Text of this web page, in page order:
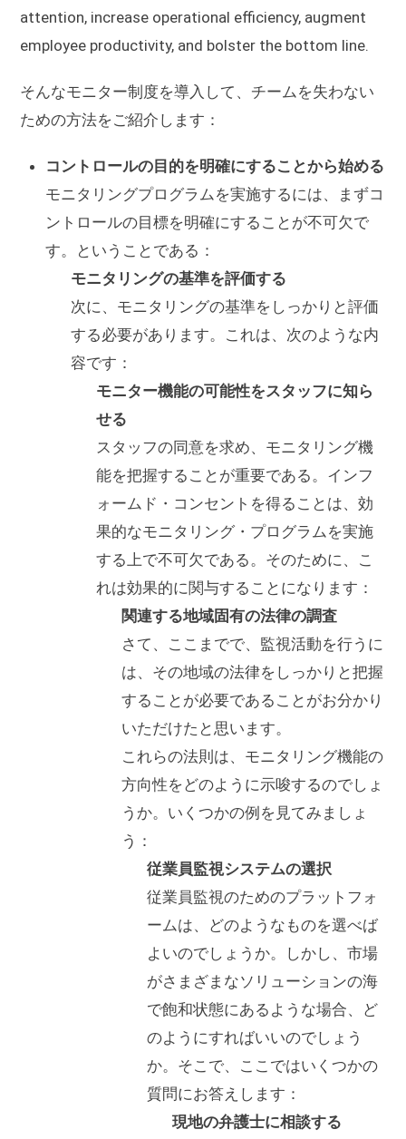
attention, increase operational efficiency, augment
employee productivity, and bolster the bottom line.
そんなモニター制度を導入して、チームを失わない
ための方法をご紹介します：
コントロールの目的を明確にすることから始める
モニタリングプログラムを実施するには、まずコ
ントロールの目標を明確にすることが不可欠で
す。ということである：
モニタリングの基準を評価する
次に、モニタリングの基準をしっかりと評価
する必要があります。これは、次のような内
容です：
モニター機能の可能性をスタッフに知ら
せる
スタッフの同意を求め、モニタリング機
能を把握することが重要である。インフ
ォームド・コンセントを得ることは、効
果的なモニタリング・プログラムを実施
する上で不可欠である。そのために、こ
れは効果的に関与することになります：
関連する地域固有の法律の調査
さて、ここまでで、監視活動を行うに
は、その地域の法律をしっかりと把握
することが必要であることがお分かり
いただけたと思います。
これらの法則は、モニタリング機能の
方向性をどのように示唆するのでしょ
うか。いくつかの例を見てみましょ
う：
従業員監視システムの選択
従業員監視のためのプラットフォ
ームは、どのようなものを選べば
よいのでしょうか。しかし、市場
がさまざまなソリューションの海
で飽和状態にあるような場合、ど
のようにすればいいのでしょう
か。そこで、ここではいくつかの
質問にお答えします：
現地の弁護士に相談する